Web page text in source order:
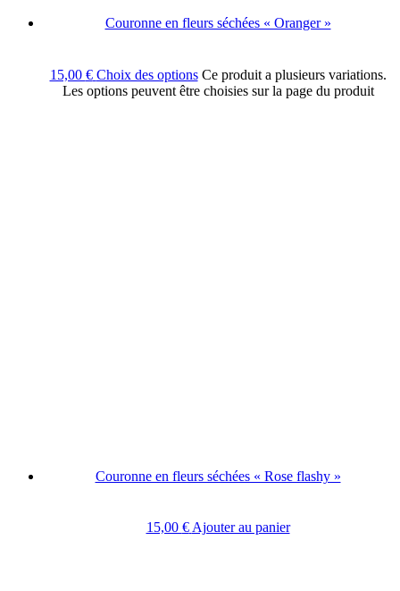
Couronne en fleurs séchées « Oranger »
15,00 € Choix des options Ce produit a plusieurs variations.
Les options peuvent être choisies sur la page du produit
Couronne en fleurs séchées « Rose flashy »
15,00 € Ajouter au panier